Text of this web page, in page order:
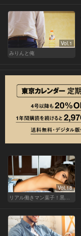
Vol.1
みりんと俺
Vol.18
リアル働きマン葉子！黒革の編集手帳 written by 内埜さくら